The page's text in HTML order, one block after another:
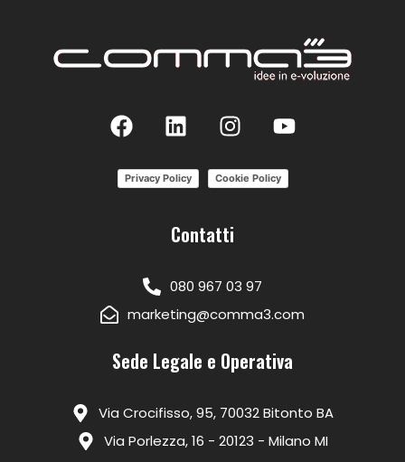
Privacy Policy Cookie Policy
Contatti
080 967 03 97
marketing@comma3.com
Sede Legale e Operativa
Via Crocifisso, 95, 70032 Bitonto BA
Via Porlezza, 16 - 20123 - Milano MI